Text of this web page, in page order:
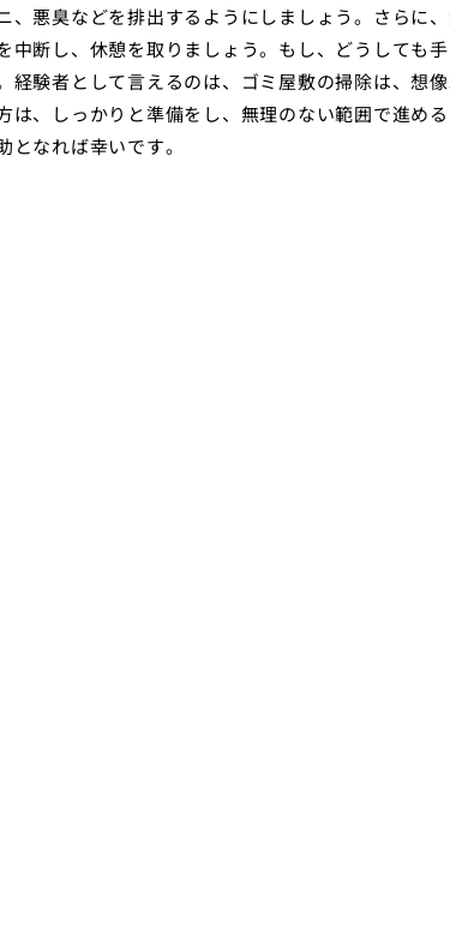
、悪臭などを排出するようにしましょう。さらに
中断し、休憩を取りましょう。もし、どうしても
経験者として言えるのは、ゴミ屋敷の掃除は、想
は、しっかりと準備をし、無理のない範囲で進め
なれば幸いです。